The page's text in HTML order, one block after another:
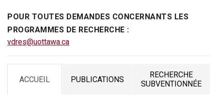
POUR TOUTES DEMANDES CONCERNANTS LES
PROGRAMMES DE RECHERCHE :
vdres@uottawa.ca
ACCUEIL
TAB PUBLICATIONS
TAB
RECHERCHE
SUBVENTIONNÉE
TAB